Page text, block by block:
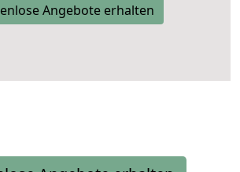
Angebote erhalten